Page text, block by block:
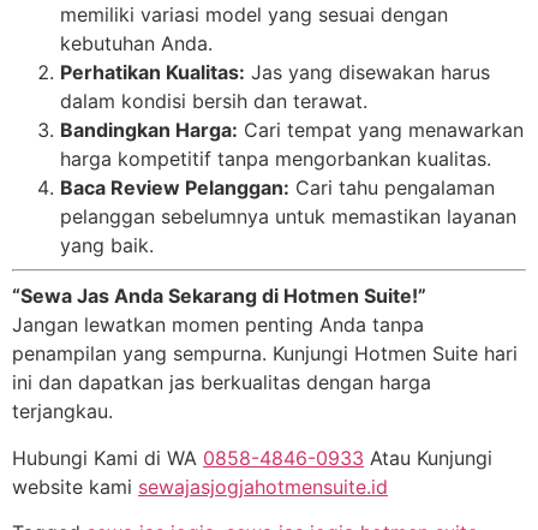
memiliki variasi model yang sesuai dengan
kebutuhan Anda.
Perhatikan Kualitas: Jas yang disewakan harus
dalam kondisi bersih dan terawat.
Bandingkan Harga: Cari tempat yang menawarkan
harga kompetitif tanpa mengorbankan kualitas.
Baca Review Pelanggan: Cari tahu pengalaman
pelanggan sebelumnya untuk memastikan layanan
yang baik.
“Sewa Jas Anda Sekarang di Hotmen Suite!”
Jangan lewatkan momen penting Anda tanpa
penampilan yang sempurna. Kunjungi Hotmen Suite hari
ini dan dapatkan jas berkualitas dengan harga
terjangkau.
Hubungi Kami di WA 0858-4846-0933 Atau Kunjungi
website kami sewajasjogjahotmensuite.id